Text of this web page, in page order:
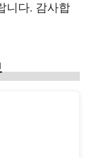
니다. 감사합